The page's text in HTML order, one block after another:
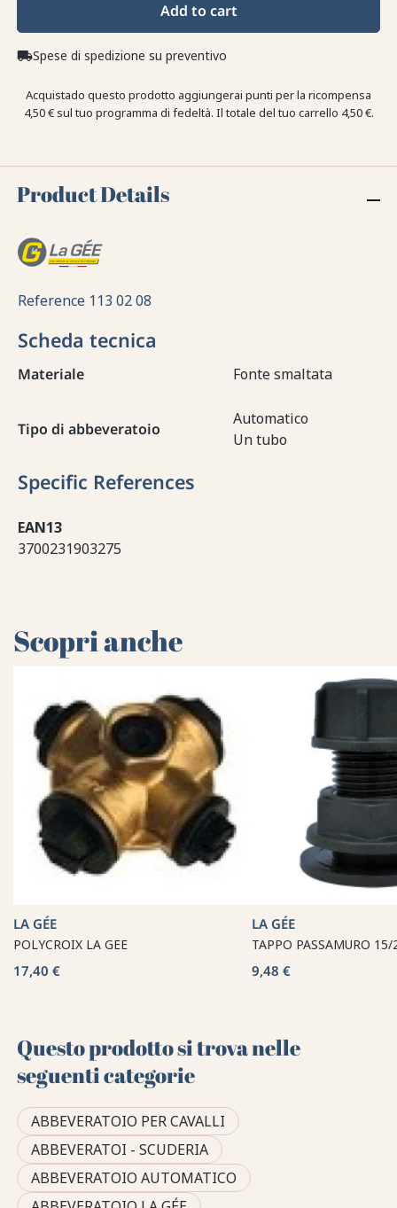
Add to cart
local_shippingSpese di spedizione su preventivo
Acquistado questo prodotto aggiungerai punti per la ricompensa
4,50 €sul tuo programma di fedeltà. Il totale del tuo carrello 4,50 €.
Product Details
Reference 113 02 08
Scheda tecnica
Materiale Fonte smaltata
Tipo di abbeveratoio
Automatico
Un tubo
Specific References
EAN13
3700231903275
Scopri anche
LA GÉE
POLYCROIX LA GEE
17,40 €
LA GÉE
TAPPO PASSAMURO 15/
9,48 €
Questo prodotto si trova nelle
seguenti categorie
ABBEVERATOIO PER CAVALLI
ABBEVERATOI - SCUDERIA
ABBEVERATOIO AUTOMATICO